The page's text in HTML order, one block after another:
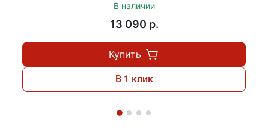
В наличии
13 090 p.
Купить
В 1 клик